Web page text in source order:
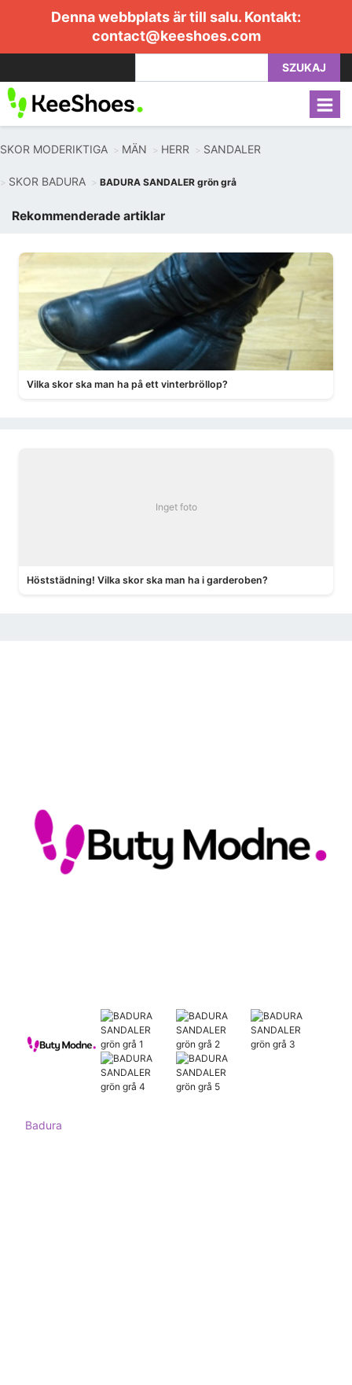
Denna webbplats är till salu. Kontakt:
contact@keeshoes.com
SZUKAJ
SKOR MODERIKTIGA MÄN HERR SANDALER
SKOR BADURA BADURA SANDALER grön grå
Rekommenderade artiklar
Vilka skor ska man ha på ett vinterbröllop?
Inget foto
Höststädning! Vilka skor ska man ha i garderoben?
Badura